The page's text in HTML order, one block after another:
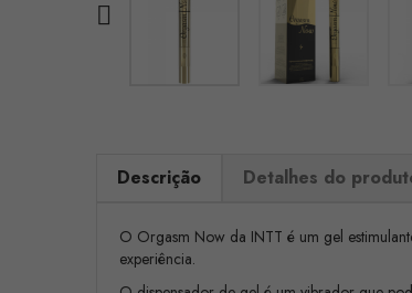

Descrição Detalhes do
O Orgasm Now da INTT é um gel
experiência.